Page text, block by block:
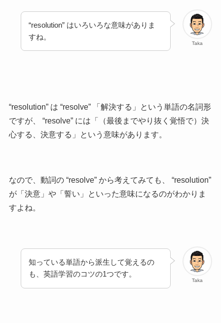
Taka
“resolution” はいろいろな意味がありま
すね。
“resolution” は “resolve” 「解決する」という単語の名詞形
ですが、 “resolve” には「（最後までやり抜く覚悟で）決
心する、決意する」という意味があります。
なので、動詞の “resolve” から考えてみても、 “resolution”
が「決意」や「誓い」といった意味になるのがわかりま
すよね。
Taka
知っている単語から派生して覚えるの
も、英語学習のコツの1つです。